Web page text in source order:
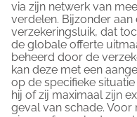
via zijn netwerk van
verdelen. Bijzonder
verzekeringsluik, dat
de globale offerte
beheerd door de
kan deze met een
op de specifieke
hij of zij maximaal zijn
geval van schade.